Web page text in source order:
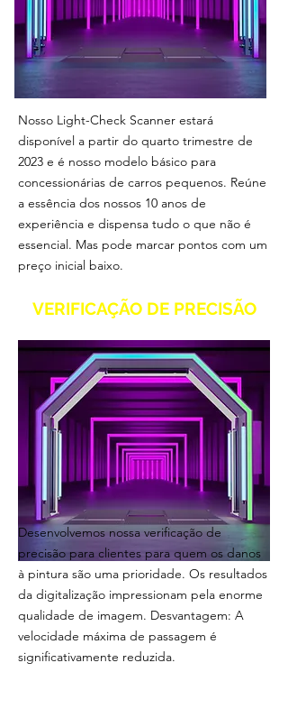
Nosso Light-Check Scanner estará
disponível a partir do quarto trimestre de
2023 e é nosso modelo básico para
concessionárias de carros pequenos. Reúne
a essência dos nossos 10 anos de
experiência e dispensa tudo o que não é
essencial. Mas pode marcar pontos com um
preço inicial baixo.
VERIFICAÇÃO DE PRECISÃO
Desenvolvemos nossa verificação de
precisão para clientes para quem os danos
à pintura são uma prioridade. Os resultados
da digitalização impressionam pela enorme
qualidade de imagem. Desvantagem: A
velocidade máxima de passagem é
significativamente reduzida.